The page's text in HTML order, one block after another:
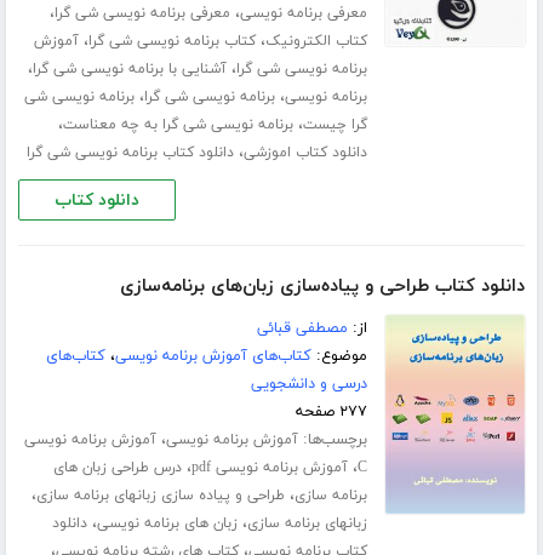
معرفی برنامه نویسی، معرفی برنامه نویسی شی گرا،
کتاب الکترونیک،کتاب برنامه نویسی شی گرا،آموزش
برنامه نویسی شی گرا،آشنایی با برنامه نویسی شی گرا،
برنامه نویسی،برنامه نویسی شی گرا،برنامه نویسی شی
گرا چیست،برنامه نویسی شی گرا به چه معناست،
دانلود کتاب اموزشی،دانلود کتاب برنامه نویسی شی گرا
دانلود کتاب
دانلود کتاب طراحی و پیاده‌سازی زبان‌های برنامه‌سازی
از: مصطفی قبائی
موضوع:کتاب‌های آموزش برنامه نویسی،کتاب‌های
درسی و دانشجویی
۲۷۷ صفحه
برچسب‌ها:آموزش برنامه نویسی،آموزش برنامه نویسی
C،آموزش برنامه نویسی pdf ،درس طراحی زبان های
برنامه سازی، طراحی و پیاده سازی زبانهای برنامه سازی،
زبانهای برنامه سازی، زبان های برنامه نویسی،دانلود
کتاب برنامه نویسی کتاب های رشته برنامه نویسی